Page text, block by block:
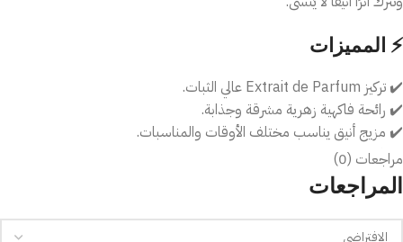
⚡ المميزات
✔️ تركيز Extrait de Parfum عالي الثبات.
✔️ رائحة فاكهية زهرية مشرقة وجذابة.
✔️ مزيج أنيق يناسب مختلف الأوقات والمناسبات.
✔️ فوحان ناعم يدوم لساعات طويلة.
✔️ مثالي لمحبي العطور الحيوية والأنثوية.
💡 لماذا تختار هذا المنتج؟
مراجعات (0)
المراجعات